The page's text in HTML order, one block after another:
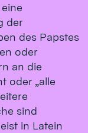
der
des Papstes
oder
an die
oder „alle
sind
in Latein